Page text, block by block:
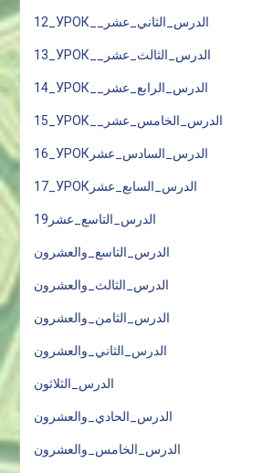
12_УРОК__الدرس_الثاني_عشر
13_УРОК__الدرس_الثالث_عشر
14_УРОК__الدرس_الرابع_عشر
15_УРОК__الدرس_الخامس_عشر
16_УРОКالدرس_السادس_عشر
17_УРОКالدرس_السابع_عشر
الدرس_التاسع_عشر19
الدرس_التاسع_والعشرون
الدرس_الثالث_والعشرون
الدرس_الثامن_والعشرون
الدرس_الثاني_والعشرون
الدرس_الثلاثون
الدرس_الحادي_والعشرون
الدرس_الخامس_والعشرون